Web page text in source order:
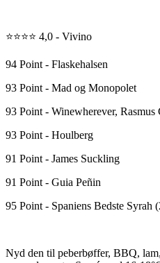
⭐⭐⭐⭐ 4,0 - Vivino
94 Point - Flaskehalsen
93 Point - Mad og Monopolet
93 Point - Winewherever, Rasmus
93 Point - Houlberg
91 Point - James Suckling
91 Point - Guia Peñin
95 Point - Spaniens Bedste Syrah
Nyd den til peberbøffer, BBQ,